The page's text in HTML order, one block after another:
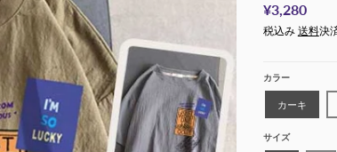
¥3,280
税込み 送料決
カラー
カーキ
サイズ